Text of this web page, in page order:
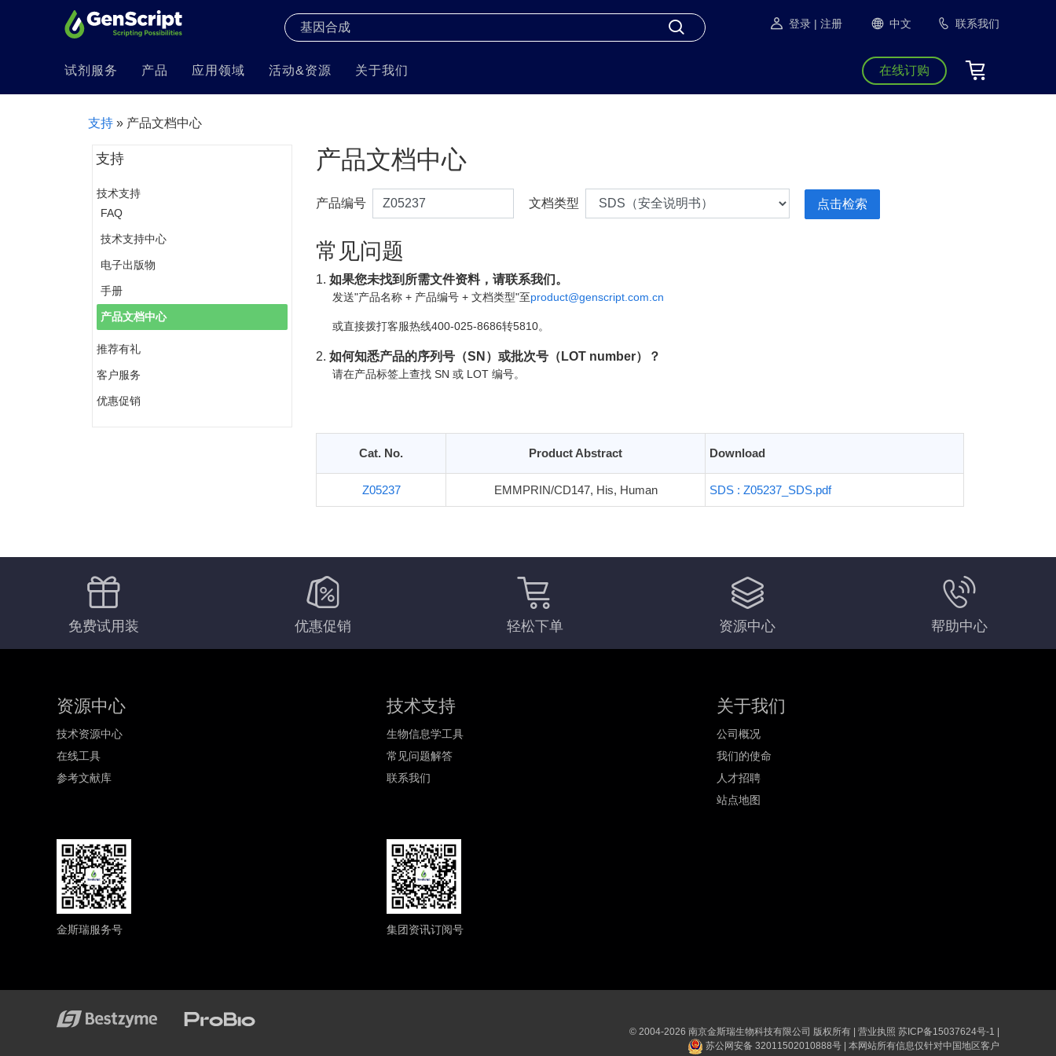
登录 | 注册 中文 联系我们
试剂服务 产品 应用领域 活动&资源 关于我们 在线订购
支持 » 产品文档中心
支持
技术支持
FAQ
技术支持中心
电子出版物
手册
产品文档中心
推荐有礼
客户服务
优惠促销
产品文档中心
产品编号 文档类型
常见问题
1. 如果您未找到所需文件资料，请联系我们。
发送"产品名称 + 产品编号 + 文档类型"至product@genscript.com.cn
或直接拨打客服热线400-025-8686转5810。
2. 如何知悉产品的序列号（SN）或批次号（LOT number）？
请在产品标签上查找 SN 或 LOT 编号。
Cat. No. Product Abstract Download
Z05237 EMMPRIN/CD147, His, Human SDS : Z05237_SDS.pdf
免费试用装 优惠促销 轻松下单 资源中心 帮助中心
资源中心
技术资源中心
在线工具
参考文献库
技术支持
生物信息学工具
常见问题解答
联系我们
关于我们
公司概况
我们的使命
人才招聘
站点地图
金斯瑞服务号 集团资讯订阅号
© 2004-2026 南京金斯瑞生物科技有限公司 版权所有 | 营业执照 苏ICP备15037624号-1 |
苏公网安备 32011502010888号
本网站所有信息仅针对中国地区客户